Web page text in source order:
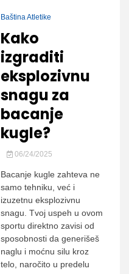
Baština Atletike
Kako
izgraditi
eksplozivnu
snagu za
bacanje
kugle?
06/24/2025
Bacanje kugle zahteva ne
samo tehniku, već i
izuzetnu eksplozivnu
snagu. Tvoj uspeh u ovom
sportu direktno zavisi od
sposobnosti da generišeš
naglu i moćnu silu kroz
telo, naročito u predelu